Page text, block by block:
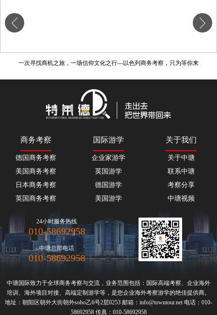
一次寻找商机之旅，一场信仰文化之行---以色列商务考察，只为等你来
商务考察
德国商务考察
美国商务考察
日本商务考察
英国商务考察
国际游学
企业家游学
英国游学
德国游学
美国游学
关于我们
关于中瑭
联系中瑭
考察分享
中瑭视频
24小时服务热线
010-58692958
中瑭总部电话
010-58692958
中瑭国际致力于全球商务考察与交流，业务范围包括：国际高端考察、 企业海外
培训 、海外项目对接、高端定制游学等，是您企业海外考察游学的绝佳提供商。
地址：朝阳区朝外大街朝外soho乙6号2层0253 邮箱：info@towntour.net 电话：010-
58692958 传真：010-58692958